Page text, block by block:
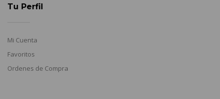
Tu Perfil
Mi Cuenta
Favoritos
Ordenes de Compra